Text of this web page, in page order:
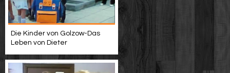
Die Kinder von Golzow-Das
Leben von Dieter